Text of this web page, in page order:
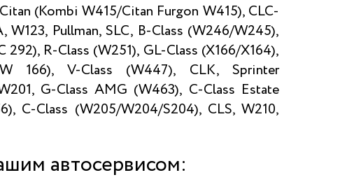
(Kombi W415/Citan Furgon W415), CLC-
Pullman, SLC, B-Class (W246/W245),
292), R-Class (W251), GL-Class (X166/X164),
(W 166), V-Class (W447), CLK, Sprinter
G-Class AMG (W463), C-Class Estate
C-Class (W205/W204/S204), CLS, W210,
автосервисом: